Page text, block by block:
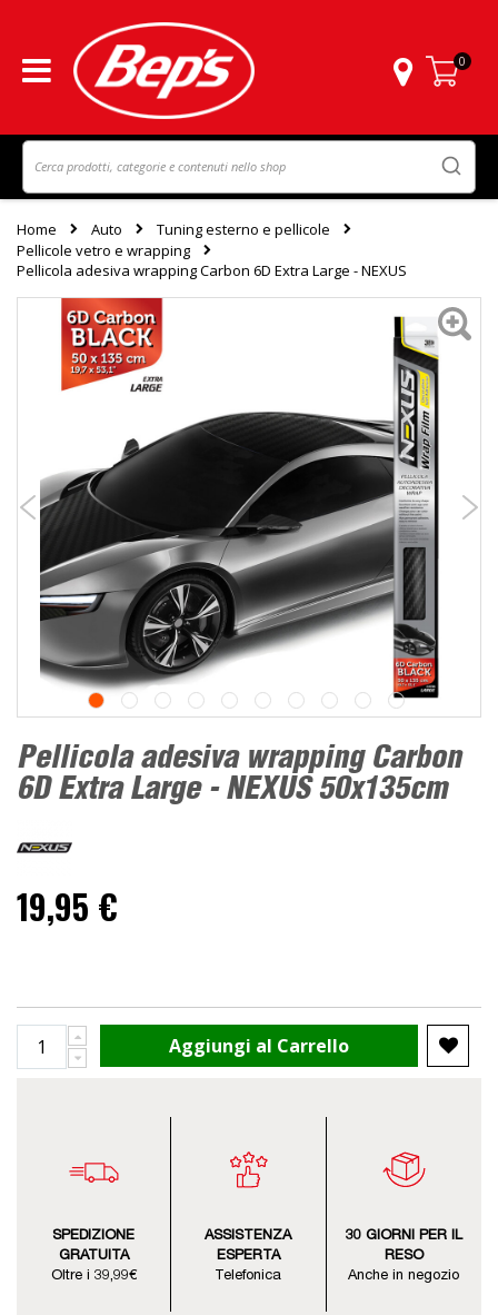
Carrello
0
Home Auto
Tuning esterno e pellicole
Pellicole vetro e wrapping
Pellicola adesiva wrapping Carbon 6D Extra Large - NEXUS
Pellicola adesiva wrapping Carbon
6D Extra Large - NEXUS 50x135cm
19,95 €
Aggiungi al Carrello
SPEDIZIONE
GRATUITA
Oltre i 39,99€
ASSISTENZA
ESPERTA
Telefonica
30 GIORNI PER IL
RESO
Anche in negozio